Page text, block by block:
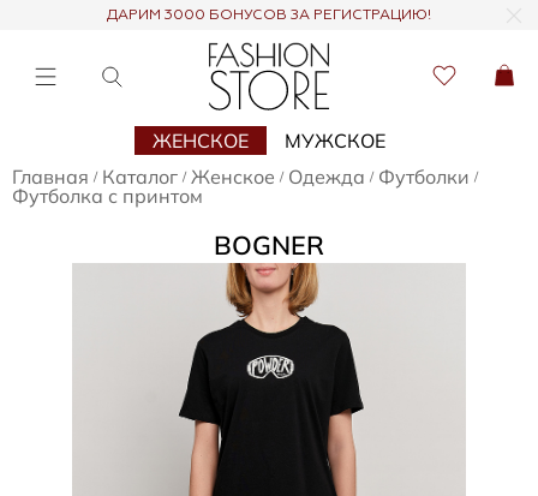
ДАРИМ 3000 БОНУСОВ ЗА РЕГИСТРАЦИЮ!
ЖЕНСКОЕ
МУЖСКОЕ
Главная / Каталог / Женское / Одежда / Футболки /
Футболка с принтом
BOGNER